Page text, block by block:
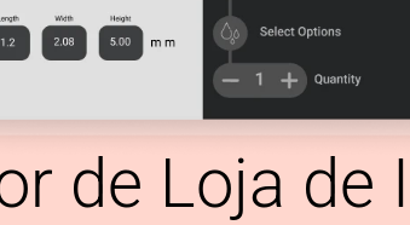
de Loja de